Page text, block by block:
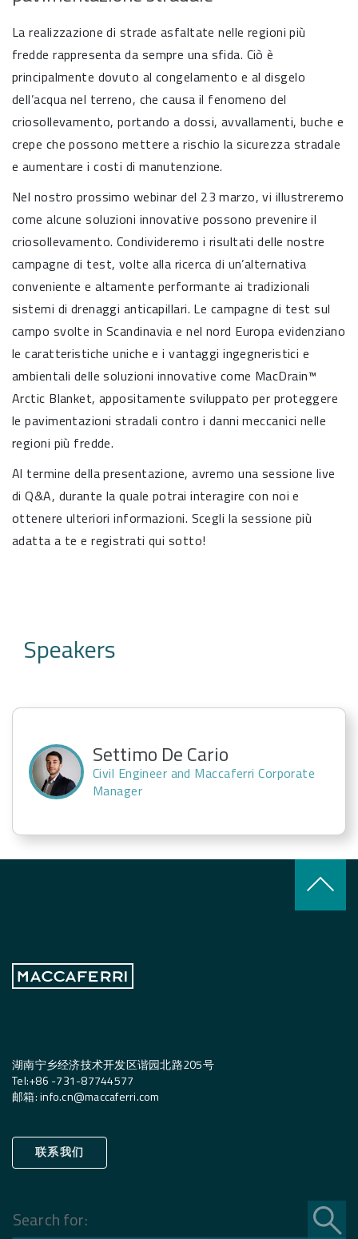
La realizzazione di strade asfaltate nelle regioni più
fredde rappresenta da sempre una sfida. Ciò è
principalmente dovuto al congelamento e al disgelo
dell’acqua nel terreno, che causa il fenomeno del
criosollevamento, portando a dossi, avvallamenti, buche e
crepe che possono mettere a rischio la sicurezza stradale
e aumentare i costi di manutenzione.
Nel nostro prossimo webinar del 23 marzo, vi illustreremo
come alcune soluzioni innovative possono prevenire il
criosollevamento. Condivideremo i risultati delle nostre
campagne di test, volte alla ricerca di un’alternativa
conveniente e altamente performante ai tradizionali
sistemi di drenaggi anticapillari. Le campagne di test sul
campo svolte in Scandinavia e nel nord Europa evidenziano
le caratteristiche uniche e i vantaggi ingegneristici e
ambientali delle soluzioni innovative come MacDrain™
Arctic Blanket, appositamente sviluppato per proteggere
le pavimentazioni stradali contro i danni meccanici nelle
regioni più fredde.
Al termine della presentazione, avremo una sessione live
di Q&A, durante la quale potrai interagire con noi e
ottenere ulteriori informazioni. Scegli la sessione più
adatta a te e registrati qui sotto!
Speakers
Settimo De Cario
Civil Engineer and Maccaferri Corporate
Manager
keyboard_arrow_up
湖南宁乡经济技术开发区谐园北路205号
Tel:+86 -731-87744577
邮箱:info.cn@maccaferri.com
联系我们
Search
for: